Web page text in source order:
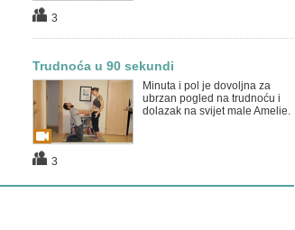
3
Trudnoća u 90 sekundi
Minuta i pol je dovoljna za
ubrzan pogled na trudnoću i
dolazak na svijet male Amelie.
3